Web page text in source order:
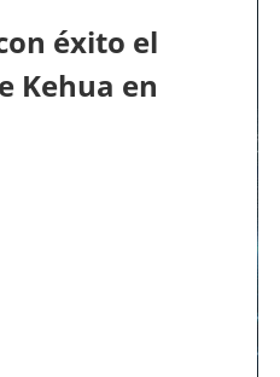
éxito el
Kehua en